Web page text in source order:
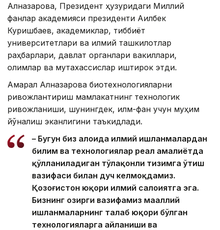
Алназарова, Президент ҳузуридаги Миллий
фанлар академияси президенти Ақилбек
Куришбаев, академиклар, тиббиёт
университетлари ва илмий ташкилотлар
раҳбарлари, давлат органлари вакиллари,
олимлар ва мутахассислар иштирок этди.
Ақмарал Алназарова биотехнологияларни
ривожлантириш мамлакатнинг технологик
ривожланиши, шунингдек, илм-фан учун муҳим
йўналиш эканлигини таъкидлади.
– Бугун биз алоҳида илмий ишланмалардан
билим ва технологиялар реал амалиётда
қўлланиладиган тўлақонли тизимга ўтиш
вазифаси билан дуч келмоқдамиз.
Қозоғистон юқори илмий салоҳиятга эга.
Бизнинг ҳозирги вазифамиз маҳаллий
ишланмаларнинг талаб юқори бўлган
технологияларга айланиши ва